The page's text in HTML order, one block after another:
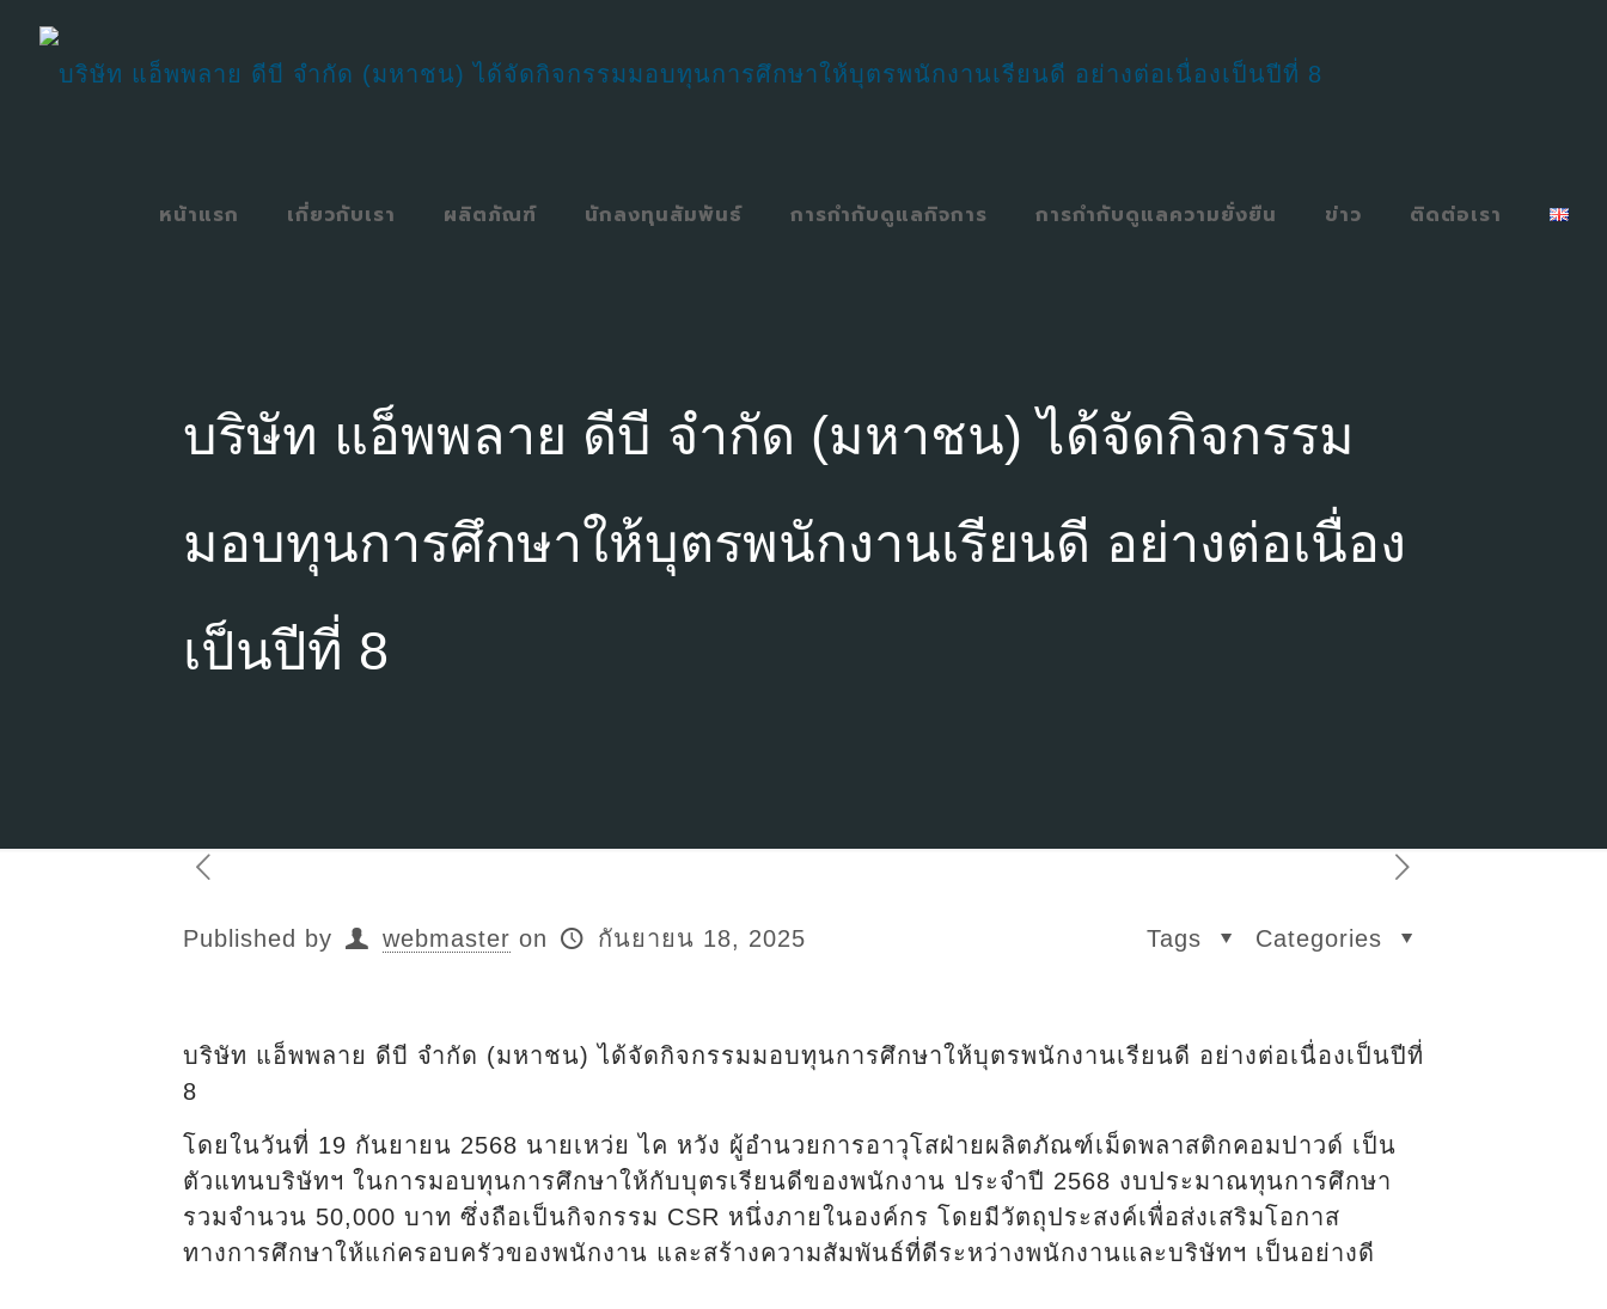
หน้าแรก เกี่ยวกับเรา ผลิตภัณฑ์ นักลงทุนสัมพันธ์ การกำกับดูแลกิจการ การกำกับดูแลความยั่งยืน ข่าว ติดต่อเรา
บริษัท แอ็พพลาย ดีบี จำกัด (มหาชน) ได้จัดกิจกรรม
มอบทุนการศึกษาให้บุตรพนักงานเรียนดี อย่างต่อเนื่อง
เป็นปีที่ 8
Published by webmaster on กันยายน 18, 2025 Categories
Tags
บริษัท แอ็พพลาย ดีบี จำกัด (มหาชน) ได้จัดกิจกรรมมอบทุนการศึกษาให้บุตรพนักงานเรียนดี อย่างต่อเนื่องเป็นปีที่
8
โดยในวันที่ 19 กันยายน 2568 นายเหว่ย ไค หวัง ผู้อำนวยการอาวุโสฝ่ายผลิตภัณฑ์เม็ดพลาสติกคอมปาวด์ เป็น
ตัวแทนบริษัทฯ ในการมอบทุนการศึกษาให้กับบุตรเรียนดีของพนักงาน ประจำปี 2568 งบประมาณทุนการศึกษา
รวมจำนวน 50,000 บาท ซึ่งถือเป็นกิจกรรม CSR หนึ่งภายในองค์กร โดยมีวัตถุประสงค์เพื่อส่งเสริมโอกาส
ทางการศึกษาให้แก่ครอบครัวของพนักงาน และสร้างความสัมพันธ์ที่ดีระหว่างพนักงานและบริษัทฯ เป็นอย่างดี